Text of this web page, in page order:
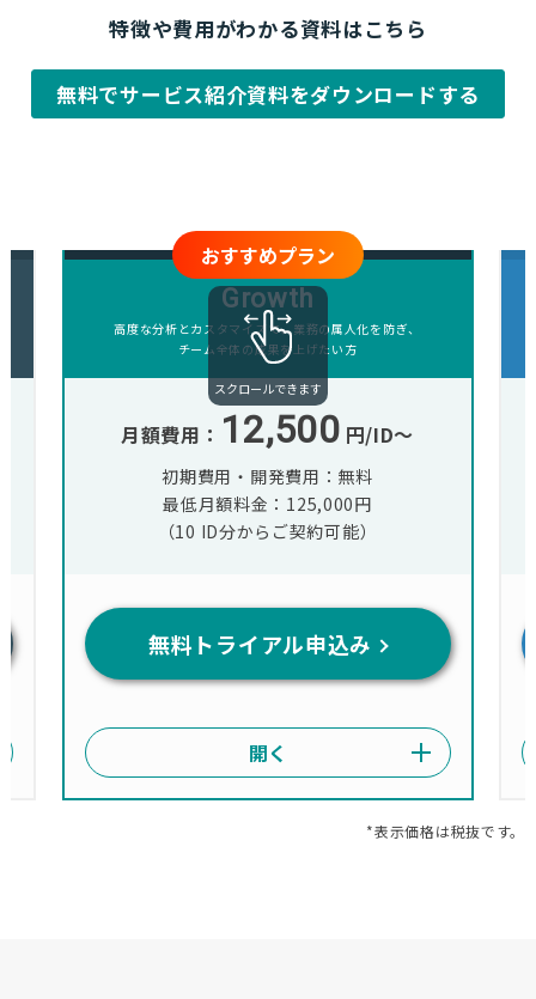
特徴や費用がわかる資料はこちら
無料でサービス紹介資料をダウンロードする
おすすめプラン
Growth
高度な分析とカスタマイズで、業務の属人化を防ぎ、
チーム全体の成果を上げたい方
月額費用： 12,500 円/ID〜
初期費用・開発費用：無料
最低月額料金：125,000円
（10 ID分からご契約可能）
無料トライアル申込み
*表示価格は税抜です。